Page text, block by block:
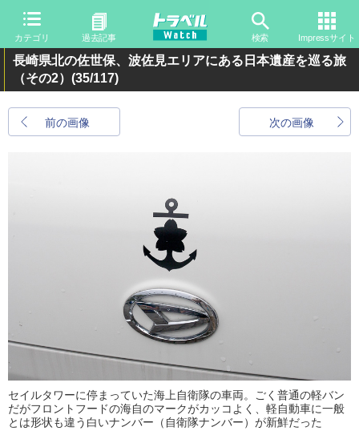
カテゴリ 過去記事 検索 Impressサイト
長崎県北の佐世保、波佐見エリアにある日本遺産を巡る旅
（その2） (35/117)
前の画像 次の画像
セイルタワーに停まっていた海上自衛隊の車両。ごく普通の軽バン
だがフロントフードの海自のマークがカッコよく、軽自動車に一般
とは形状も違う白いナンバー（自衛隊ナンバー）が新鮮だった